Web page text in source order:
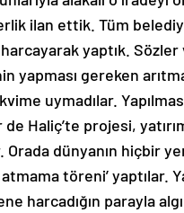
ilan ettik. Tüm
yaptık.
yapması gereken
uymadılar.
Haliç’te projesi,
Orada dünyanın hiçbir
töreni’ yaptılar.
harcadığın parayla